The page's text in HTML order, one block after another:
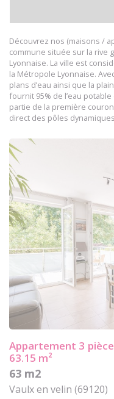
Découvrez nos (maisons /
commune située sur la rive
Lyonnaise. La ville est
la Métropole Lyonnaise.
plans d’eau ainsi que la
fournit 95% de l’eau
partie de la première
direct des pôles
Appartement 3
63.15 m²
63 m2
Vaulx en velin (69120)